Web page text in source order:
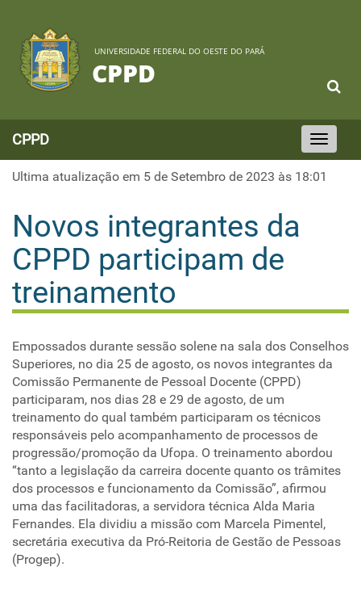
UNIVERSIDADE FEDERAL DO OESTE DO PARÁ
CPPD
Toggle
navigation
CPPD
Ultima atualização em 5 de Setembro de 2023 às 18:01
Novos integrantes da
CPPD participam de
treinamento
Empossados durante sessão solene na sala dos Conselhos
Superiores, no dia 25 de agosto, os novos integrantes da
Comissão Permanente de Pessoal Docente (CPPD)
participaram, nos dias 28 e 29 de agosto, de um
treinamento do qual também participaram os técnicos
responsáveis pelo acompanhamento de processos de
progressão/promoção da Ufopa. O treinamento abordou
“tanto a legislação da carreira docente quanto os trâmites
dos processos e funcionamento da Comissão”, afirmou
uma das facilitadoras, a servidora técnica Alda Maria
Fernandes. Ela dividiu a missão com Marcela Pimentel,
secretária executiva da Pró-Reitoria de Gestão de Pessoas
(Progep).